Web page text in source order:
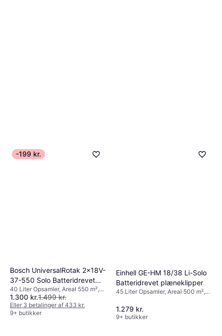
-199 kr.
Bosch UniversalRotak 2x18V-
37-550 Solo Batteridrevet
plæneklipper
40 Liter Opsamler, Areal 550 m²,
Sammenklappeligt håndtag,
Klippebredde (maks) 37 cm
1.300 kr.1.499 kr.
Eller 3 betalinger af 433 kr.
9+ butikker
Einhell GE-HM 18/38 Li-Solo
Batteridrevet plæneklipper
45 Liter Opsamler, Areal 500 m²,
1.279 kr.
9+ butikker